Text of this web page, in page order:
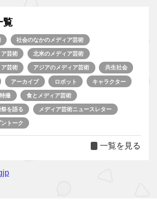
覧
社会のなかのメディア芸術
芸術 北米のメディア芸術
ア芸術 アジアのメディア芸術 共生社会
アーカイブ ロボット キャラクター
特撮 食とメディア芸術
を語る メディア芸術ニュースレター
トーク
一覧を見る